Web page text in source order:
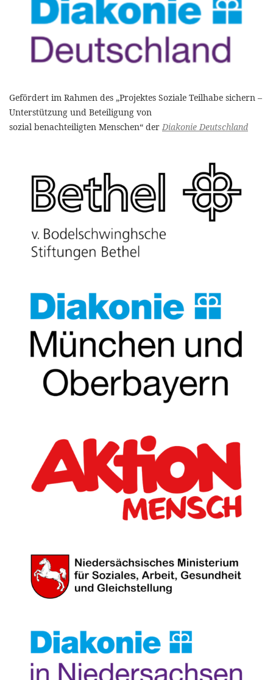
Gefördert im Rahmen des „Projektes Soziale Teilhabe sichern –
Unterstützung und Beteiligung von
sozial benachteiligten Menschen“ derDiakonie Deutschland